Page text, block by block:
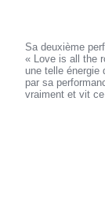
Sa deuxième
« Love is all the
une telle énergie
par sa
vraiment et vit ce